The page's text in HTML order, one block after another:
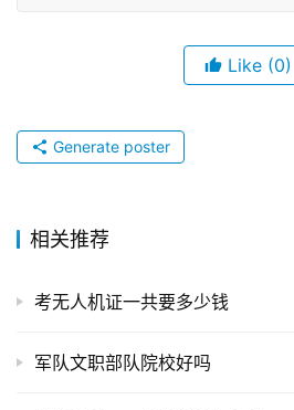
Like (0)
Generate poster
相关推荐
考无人机证一共要多少钱
军队文职部队院校好吗